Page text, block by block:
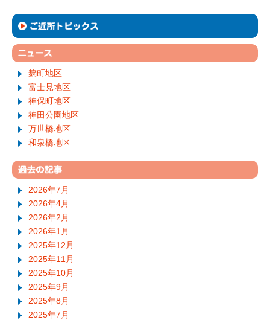
麹町地区
富士見地区
神保町地区
神田公園地区
万世橋地区
和泉橋地区
2026年7月
2026年4月
2026年2月
2026年1月
2025年12月
2025年11月
2025年10月
2025年9月
2025年8月
2025年7月